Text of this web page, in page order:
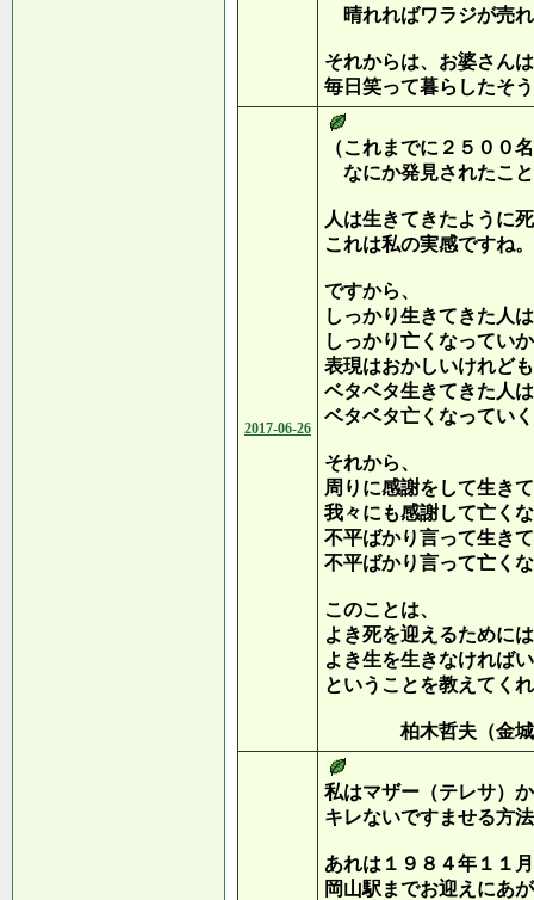
晴れればワラジが売
それからは、お婆さん
毎日笑って暮らしたそ
2017-06-26
（これまでに２５００
なにか発見されたこ
人は生きてきたように
これは私の実感ですね。
ですから、
しっかり生きてきた人
しっかり亡くなってい
表現はおかしいけれども
ベタベタ生きてきた人は
ベタベタ亡くなってい
それから、
周りに感謝をして生き
我々にも感謝して亡く
不平ばかり言って生き
不平ばかり言って亡く
このことは、
よき死を迎えるために
よき生を生きなければ
ということを教えてく
柏木哲夫（金城学
私はマザー（テレサ）
キレないですませる方
あれは１９８４年１１
岡山駅までお迎えにあ